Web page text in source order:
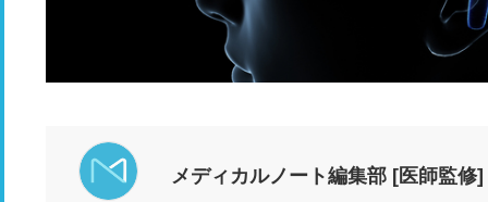
メディカルノート編集部 [医師監修]